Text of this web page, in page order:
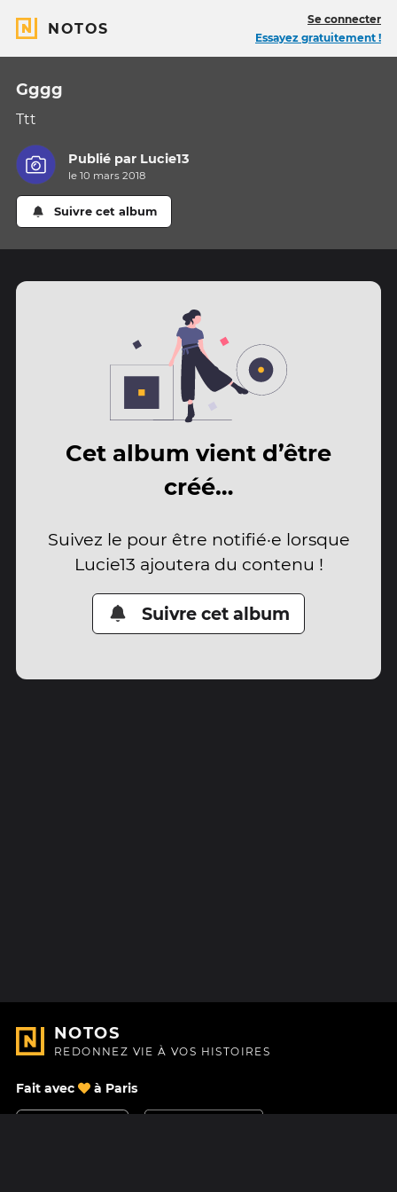
NOTOS
Se connecter
Essayez gratuitement !
Gggg
Ttt
Publié par Lucie13
le 10 mars 2018
Suivre cet album
Cet album vient d’être
créé…
Suivez le pour être notifié·e lorsque
Lucie13 ajoutera du contenu !
Suivre cet album
NOTOS
REDONNEZ VIE À VOS HISTOIRES
Fait avec à Paris